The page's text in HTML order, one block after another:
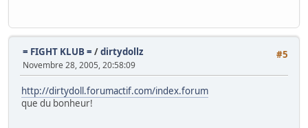
#5
= FIGHT KLUB = /dirtydollz
Novembre 28, 2005, 20:58:09
http://dirtydoll.forumactif.com/index.forum
que du bonheur!